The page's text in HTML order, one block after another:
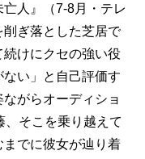
人』（7-8月・テレ
削ぎ落とした芝居で
けにクセの強い役
い」と自己評価す
がらオーディショ
、そこを乗り越えて
でに彼女が辿り着